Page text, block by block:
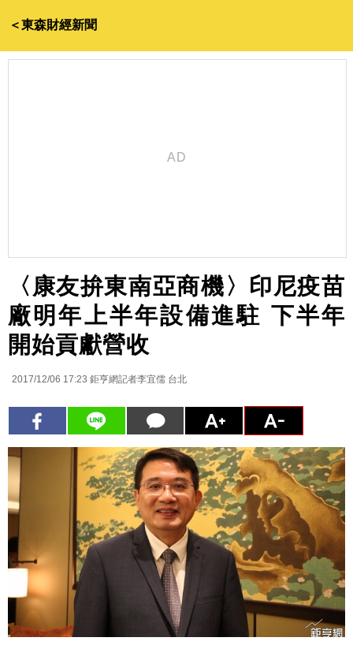
＜東森財經新聞
〈康友拚東南亞商機〉印尼疫苗
廠明年上半年設備進駐 下半年
開始貢獻營收
2017/12/06 17:23 鉅亨網記者李宜儒 台北